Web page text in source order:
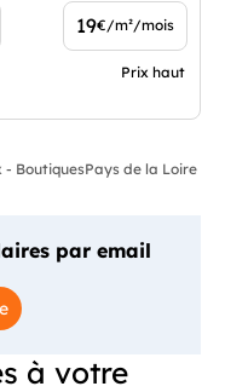
19€/m²/mois
Prix haut
- BoutiquesPays de la Loire
par email
à votre